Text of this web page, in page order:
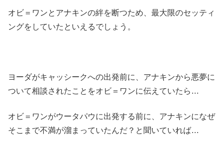
オビ＝ワンとアナキンの絆を断つため、最大限のセッティ
ングをしていたといえるでしょう。
ヨーダがキャッシークへの出発前に、アナキンから悪夢に
ついて相談されたことをオビ＝ワンに伝えていたら…
オビ＝ワンがウータパウに出発する前に、アナキンになぜ
そこまで不満が溜まっていたんだ？と聞いていれば…